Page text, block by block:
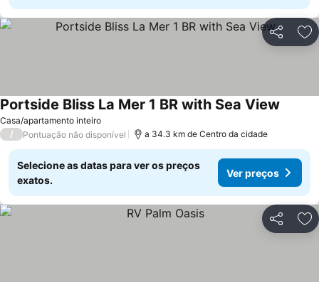
Partilhar
Casa/apartamento inteiro
Portside Bliss La Mer 1 BR with Sea View
/ Pontuação não disponível a 34.3 km de Centro da cidade
Selecione as datas para ver os preços
exatos.
Ver preços
Partilhar